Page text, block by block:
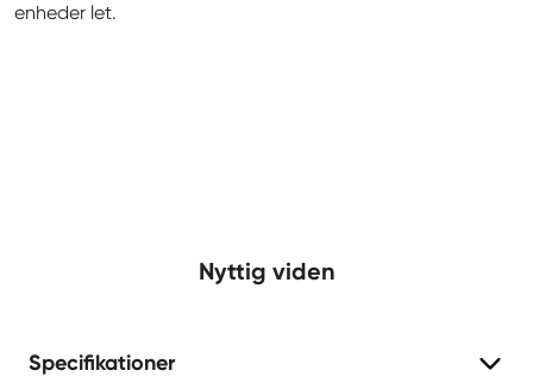
enheder let.
Nyttig viden
Specifikationer